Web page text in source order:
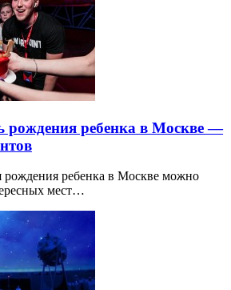
рождения ребенка в Москве —
рождения ребенка в Москве можно
мест…